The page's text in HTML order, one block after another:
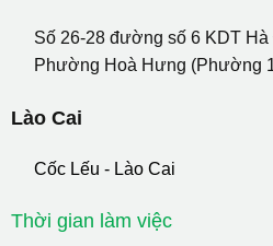
Số 26-28 đường số 6 KDT
Phường Hoà Hưng (Phường
Lào Cai
Cốc Lếu - Lào Cai
Thời gian làm việc